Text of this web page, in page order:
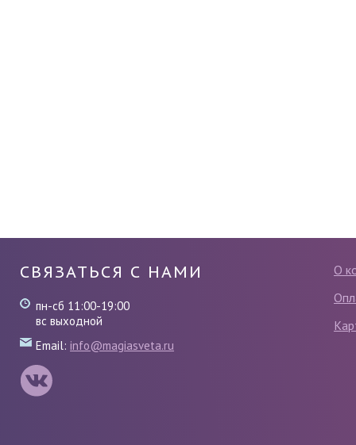
О
СВЯЗАТЬСЯ С НАМИ
пн-сб 11:00-19:00
вс выходной
Email: info@magiasveta.ru